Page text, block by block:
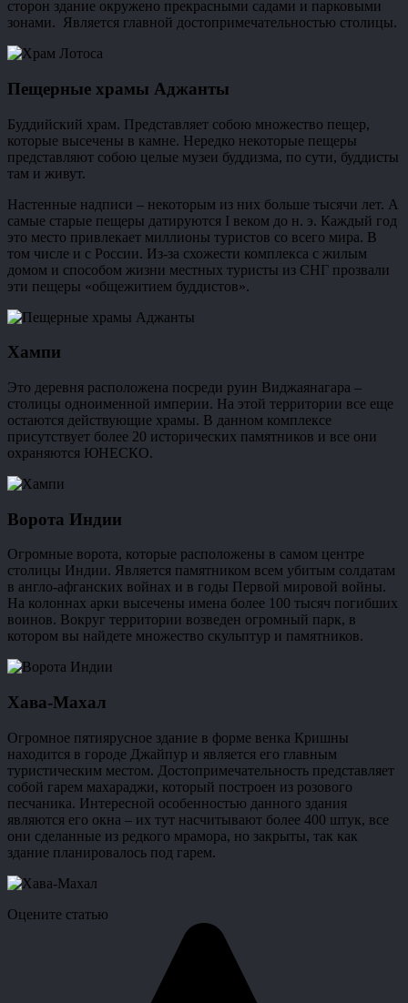
сторон здание окружено прекрасными садами и парковыми
зонами. Является главной достопримечательностью столицы.
Пещерные храмы Аджанты
Буддийский храм. Представляет собою множество пещер,
которые высечены в камне. Нередко некоторые пещеры
представляют собою целые музеи буддизма, по сути, буддисты
там и живут.
Настенные надписи – некоторым из них больше тысячи лет. А
самые старые пещеры датируются I веком до н. э. Каждый год
это место привлекает миллионы туристов со всего мира. В
том числе и с России. Из-за схожести комплекса с жилым
домом и способом жизни местных туристы из СНГ прозвали
эти пещеры «общежитием буддистов».
Хампи
Это деревня расположена посреди руин Виджаянагара –
столицы одноименной империи. На этой территории все еще
остаются действующие храмы. В данном комплексе
присутствует более 20 исторических памятников и все они
охраняются ЮНЕСКО.
Ворота Индии
Огромные ворота, которые расположены в самом центре
столицы Индии. Является памятником всем убитым солдатам
в англо-афганских войнах и в годы Первой мировой войны.
На колоннах арки высечены имена более 100 тысяч погибших
воинов. Вокруг территории возведен огромный парк, в
котором вы найдете множество скульптур и памятников.
Хава-Махал
Огромное пятиярусное здание в форме венка Кришны
находится в городе Джайпур и является его главным
туристическим местом. Достопримечательность представляет
собой гарем махараджи, который построен из розового
песчаника. Интересной особенностью данного здания
являются его окна – их тут насчитывают более 400 штук, все
они сделанные из редкого мрамора, но закрыты, так как
здание планировалось под гарем.
Оцените статью